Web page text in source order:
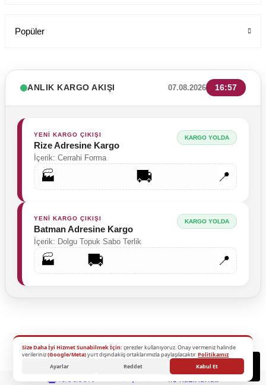
Popüler
ANLIK KARGO AKIŞI 07.08.2026 16:57
YENİ KARGO ÇIKIŞI
Rize Adresine Kargo
İçerik: Cerrahi Forma
KARGO YOLDA
🏭 🚚 📍
YENİ KARGO ÇIKIŞI
Batman Adresine Kargo
İçerik: Dolgu Topuk Sabo Terlik
KARGO YOLDA
🏭 🚚 📍
Size Daha İyi Hizmet Sunabilmek İçin: çerezler kullanıyoruz. Onay vermeniz halinde
verileriniz(Google/Meta)yurt dışındakiiş ortaklarımızla paylaşılacaktır.Politikamız
Ayarlar
Reddet Kabul Et
2026 Copyright - Tüm Hakları Saklıdır.